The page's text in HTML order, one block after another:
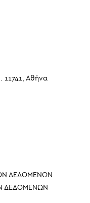
Αθήνα
ΔΕΔΟΜΕΝΩΝ
ΔΕΔΟΜΕΝΩΝ